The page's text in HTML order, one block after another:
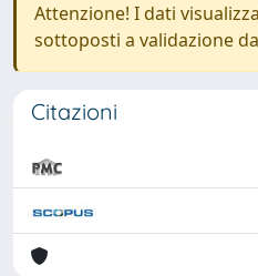
Attenzione! I dati
sottoposti a validazione
Citazioni